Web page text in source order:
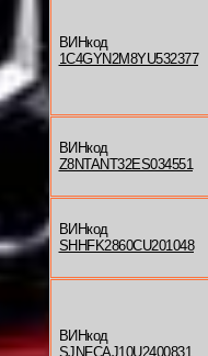
ВИНкод
1C4GYN2M8YU532377
ВИНкод
Z8NTANT32ES034551
ВИНкод
SHHFK2860CU201048
ВИНкод
SJNFCAJ10U2400831